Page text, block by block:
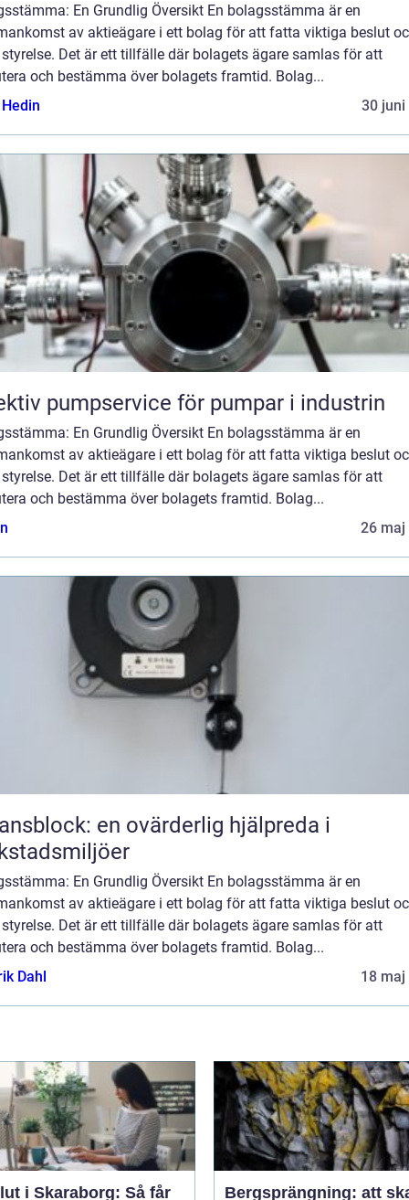
En Grundlig Översikt En bolagsstämma är en
av aktieägare i ett bolag för att fatta viktiga beslut
Det är ett tillfälle där bolagets ägare samlas för att
och bestämma över bolagets framtid. Bolag...
30 juni
pumpservice för pumpar i industrin
En Grundlig Översikt En bolagsstämma är en
av aktieägare i ett bolag för att fatta viktiga beslut
Det är ett tillfälle där bolagets ägare samlas för att
och bestämma över bolagets framtid. Bolag...
26 maj
en ovärderlig hjälpreda i
En Grundlig Översikt En bolagsstämma är en
av aktieägare i ett bolag för att fatta viktiga beslut
Det är ett tillfälle där bolagets ägare samlas för att
och bestämma över bolagets framtid. Bolag...
Dahl
18 maj
i Skaraborg: Så får Bergsprängning: att